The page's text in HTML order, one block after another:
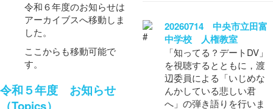
令和６年度のお知らせは
アーカイブスへ移動しま
した。
ここからも移動可能で
す。
令和５年度 お知らせ
（Topics）
20260714 中央市立田富
中学校 人権教室
「知ってる？デートDV」
を視聴するとともに，渡
辺委員による「いじめな
んかしている悲しい君
へ」の弾き語りを行いま